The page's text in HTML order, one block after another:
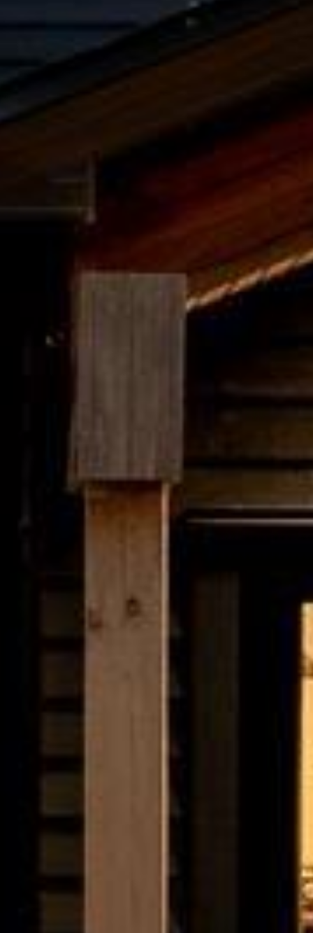


















































